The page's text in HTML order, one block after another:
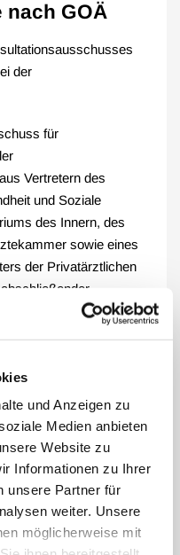
und Anzeigen zu
Medien anbieten
Website zu
Informationen zu Ihrer
unsere Partner für
weiter. Unsere
möglicherweise mit
nach GOÄ
der
für
Vertretern des
und Soziale
des Innern, des
sowie eines
der Privatärztlichen
Beschluss zur
mittels
oberen und
687 GOÄ
der